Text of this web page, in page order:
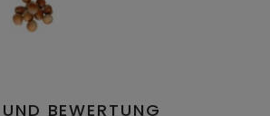
BEWERTUNG